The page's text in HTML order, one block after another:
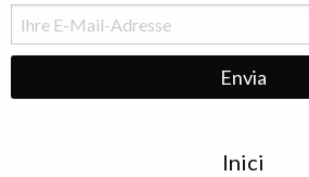
Inici